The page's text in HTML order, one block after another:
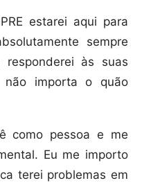
estarei aqui para
sempre
às suas
não importa o quão
como pessoa e me
Eu me importo
terei problemas em